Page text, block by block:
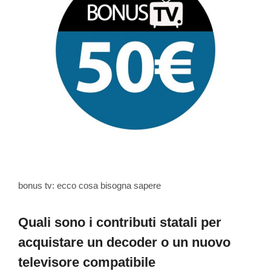
bonus tv: ecco cosa bisogna sapere
Quali sono i contributi statali per
acquistare un decoder o un nuovo
televisore compatibile